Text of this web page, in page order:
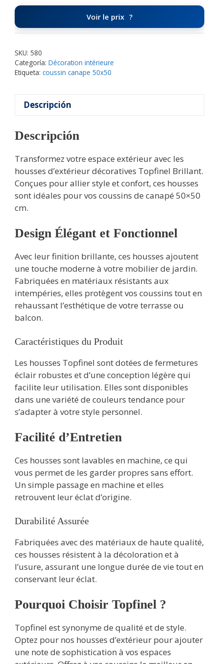
Voir le prix
SKU: 580
Categoría: Décoration intérieure
Etiqueta: coussin canape 50x50
Descripción
Descripción
Transformez votre espace extérieur avec les
housses d’extérieur décoratives Topfinel Brillant.
Conçues pour allier style et confort, ces housses
sont idéales pour vos coussins de canapé 50×50
cm.
Design Élégant et Fonctionnel
Avec leur finition brillante, ces housses ajoutent
une touche moderne à votre mobilier de jardin.
Fabriquées en matériaux résistants aux
intempéries, elles protègent vos coussins tout en
rehaussant l’esthétique de votre terrasse ou
balcon.
Caractéristiques du Produit
Les housses Topfinel sont dotées de fermetures
éclair robustes et d’une conception légère qui
facilite leur utilisation. Elles sont disponibles
dans une variété de couleurs tendance pour
s’adapter à votre style personnel.
Facilité d’Entretien
Ces housses sont lavables en machine, ce qui
vous permet de les garder propres sans effort.
Un simple passage en machine et elles
retrouvent leur éclat d’origine.
Durabilité Assurée
Fabriquées avec des matériaux de haute qualité,
ces housses résistent à la décoloration et à
l’usure, assurant une longue durée de vie tout en
conservant leur éclat.
Pourquoi Choisir Topfinel ?
Topfinel est synonyme de qualité et de style.
Optez pour nos housses d’extérieur pour ajouter
une note de sophistication à vos espaces